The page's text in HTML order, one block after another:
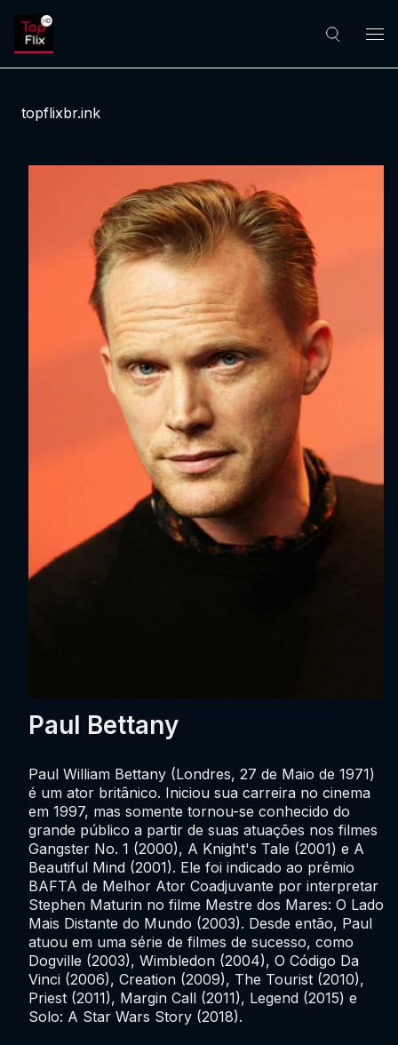
topflixbr.ink
Paul Bettany
Paul William Bettany (Londres, 27 de Maio de 1971)
é um ator britânico. Iniciou sua carreira no cinema
em 1997, mas somente tornou-se conhecido do
grande público a partir de suas atuações nos filmes
Gangster No. 1 (2000), A Knight's Tale (2001) e A
Beautiful Mind (2001). Ele foi indicado ao prêmio
BAFTA de Melhor Ator Coadjuvante por interpretar
Stephen Maturin no filme Mestre dos Mares: O Lado
Mais Distante do Mundo (2003). Desde então, Paul
atuou em uma série de filmes de sucesso, como
Dogville (2003), Wimbledon (2004), O Código Da
Vinci (2006), Creation (2009), The Tourist (2010),
Priest (2011), Margin Call (2011), Legend (2015) e
Solo: A Star Wars Story (2018).